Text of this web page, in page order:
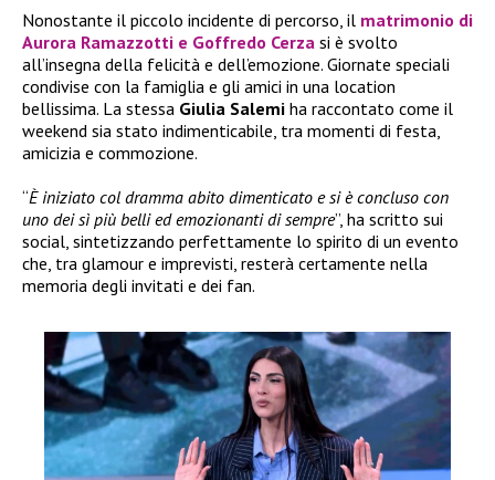
Nonostante il piccolo incidente di percorso, il matrimonio di
Aurora Ramazzotti e Goffredo Cerza si è svolto
all’insegna della felicità e dell’emozione. Giornate speciali
condivise con la famiglia e gli amici in una location
bellissima. La stessa Giulia Salemi ha raccontato come il
weekend sia stato indimenticabile, tra momenti di festa,
amicizia e commozione.
“È iniziato col dramma abito dimenticato e si è concluso con
uno dei sì più belli ed emozionanti di sempre”, ha scritto sui
social, sintetizzando perfettamente lo spirito di un evento
che, tra glamour e imprevisti, resterà certamente nella
memoria degli invitati e dei fan.